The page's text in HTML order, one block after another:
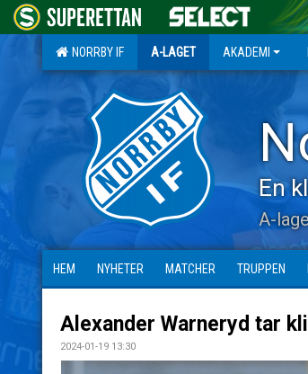
NORRBY IF A-LAGET AKADEMI
En
A-
HEM NYHETER MATCHER TRUPPEN
Alexander Warneryd tar
2024-01-19 13:30